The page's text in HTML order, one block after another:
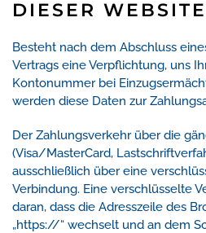
DIESER WEBSITE
Besteht nach dem Abschluss
Vertrags eine Verpflichtung, uns
Kontonummer bei
werden diese Daten zur
Der Zahlungsverkehr über die
(Visa/MasterCard,
ausschließlich über eine
Verbindung. Eine verschlüsselte
daran, dass die Adresszeile des
„https://“ wechselt und an dem